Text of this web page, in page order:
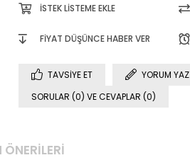
İSTEK LISTEME EKLE
FIYAT DÜŞÜNCE HABER VER
TAVSIYE ET
YORUM YAZ
SORULAR (0) VE CEVAPLAR (0)
ÖNERILERI